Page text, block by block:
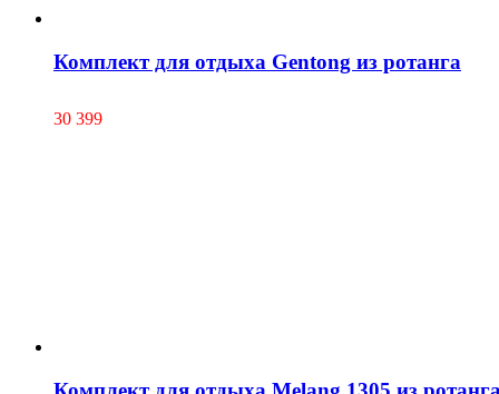
Комплект для отдыха Gentong из ротанга
30 399